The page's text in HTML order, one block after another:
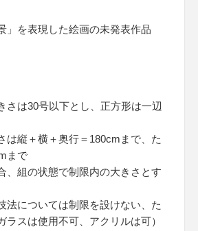
」を表現した絵画の未発表作品
さは30号以下とし、正方形は一辺
は縦＋横＋奥行＝180cmまで、た
まで
、組の状態で制限内の大きさとす
法については制限を設けない、た
ラスは使用不可、アクリルは可）